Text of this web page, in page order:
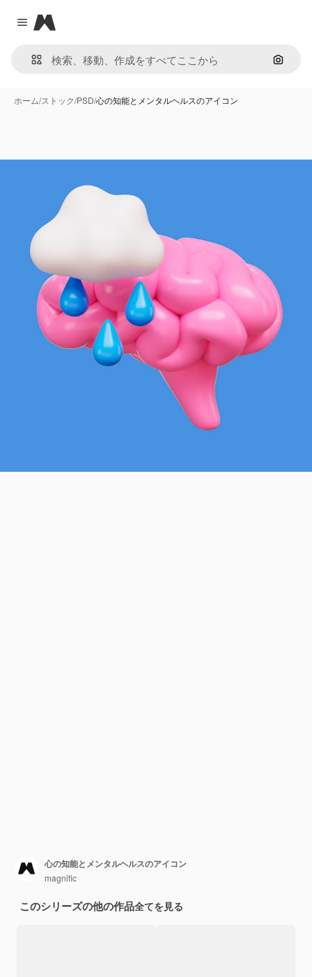
Close menu
Magnific
画像で
ホーム/ストック/PSD/心の知能とメンタルヘルスのアイコン
心の知能とメンタルヘルスのアイコン
magnific
このシリーズの他の作品全てを見る